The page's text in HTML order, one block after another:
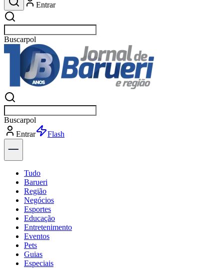
Entrar
Buscarnotíci
Buscarnotíci
Entrar
Explorar
Tudo
Barueri
Região
Negócios
Esportes
Educação
Entretenimento
Eventos
Pets
Guias
Especiais